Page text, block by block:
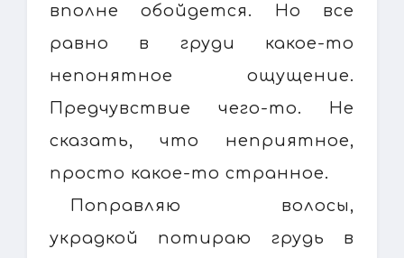
вполне обойдется. Но все
равно в груди какое-то
непонятное ощущение.
Предчувствие чего-то. Не
сказать, что неприятное,
просто какое-то странное.
Поправляю волосы,
украдкой потираю грудь в